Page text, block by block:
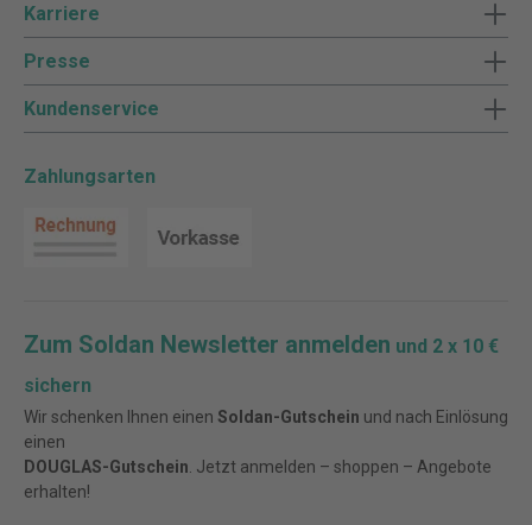
Karriere
Presse
Kundenservice
Zahlungsarten
Zum Soldan Newsletter anmelden und 2 x 10 €
sichern
Wir schenken Ihnen einen Soldan-Gutschein und nach Einlösung
einen
DOUGLAS-Gutschein . Jetzt anmelden – shoppen – Angebote
erhalten!